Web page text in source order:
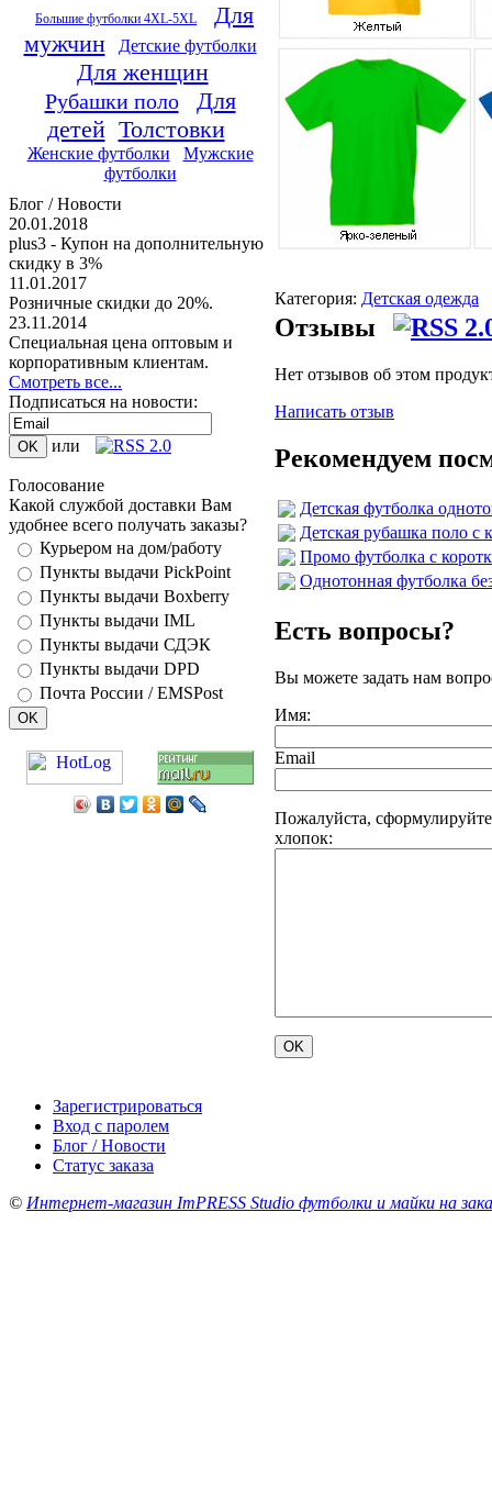
Большие футболки 4XL-5XL
Для
мужчин
Детские футболки
Для женщин
Рубашки поло
Для
детей Толстовки
Женские футболки
Мужские
футболки
Блог / Новости
20.01.2018
plus3 - Купон на дополнительную
скидку в 3%
11.01.2017
Розничные скидки до 20%.
23.11.2014
Специальная цена оптовым и
корпоративным клиентам.
Смотреть все...
Подписаться на новости:
или
Голосование
Какой службой доставки Вам
удобнее всего получать заказы?
Курьером на дом/работу
Пункты выдачи PickPoint
Пункты выдачи Boxberry
Пункты выдачи IML
Пункты выдачи СДЭК
Пункты выдачи DPD
Почта России / EMSPost
Категория: Детская одежда
Отзывы
Нет отзывов об этом
Написать отзыв
Рекомендуем
Детская футболка
Детская рубашка поло с
Промо футболка с
Однотонная футболка
Есть вопросы?
Вы можете задать нам
Имя:
Email
Пожалуйста,
хлопок:
Зарегистрироваться
Вход с паролем
Блог / Новости
Статус заказа
© Интернет-магазин ImPRESS Studio футболки и майки на